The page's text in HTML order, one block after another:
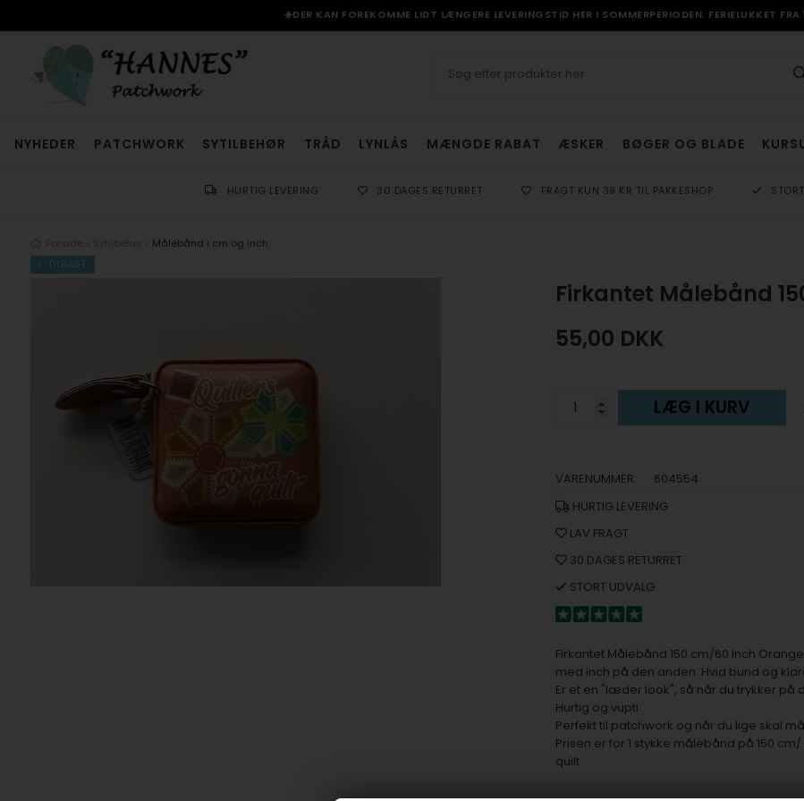
☀️DER KAN FOREKOMME LIDT LÆNGERE LEVERINGSTID HER I SOMMERPERIODEN. FERIELUKKET
NYHEDER PATCHWORK SYTILBEHØR TRÅD LYNLÅS MÆNGDE RABAT ÆSKER BØGER OG BLADE
HURTIG LEVERING 30 DAGES RETURRET FRAGT KUN 39 KR TIL PAKKESHOP
Målebånd i cm og inch
TILBAGE
Firkantet Målebånd
55,00 DKK
LÆG I KURV
VARENUMMER:
604554
HURTIG LEVERING
LAV FRAGT
30 DAGES RETURRET
STORT UDVALG
Firkantet Målebånd 150 cm/60 Inch
med inch på den anden. Hvid bund og
Er et en "læder look", så når du trykker
Hurtig og vupti.
Perfekt til patchwork og når du lige skal
Prisen er for 1 stykke målebånd på 150
quilt.